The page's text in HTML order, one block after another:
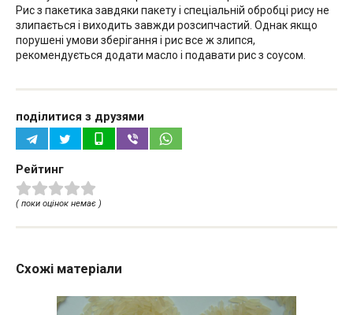
Рис з пакетика завдяки пакету і спеціальній обробці рису не
злипається і виходить завжди розсипчастий. Однак якщо
порушені умови зберігання і рис все ж злипся,
рекомендується додати масло і подавати рис з соусом.
поділитися з друзями
Рейтинг
( поки оцінок немає )
Схожі матеріали